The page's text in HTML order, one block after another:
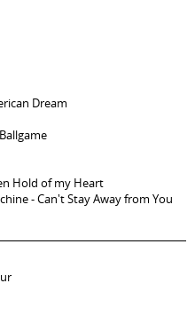
Dream
Hold of my Heart
- Can't Stay Away from You